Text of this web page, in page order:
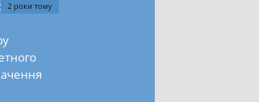
2 роки тому